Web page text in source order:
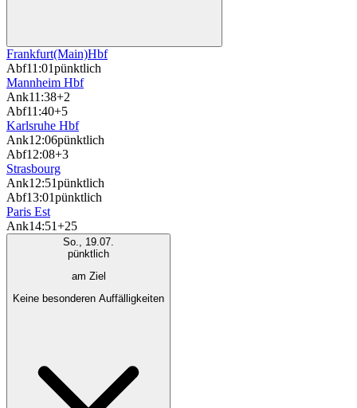
Frankfurt(Main)Hbf
Abf11:01pünktlich
Mannheim Hbf
Ank11:38+2
Abf11:40+5
Karlsruhe Hbf
Ank12:06pünktlich
Abf12:08+3
Strasbourg
Ank12:51pünktlich
Abf13:01pünktlich
Paris Est
Ank14:51+25
So., 19.07.
pünktlich
am Ziel
Keine besonderen Auffälligkeiten